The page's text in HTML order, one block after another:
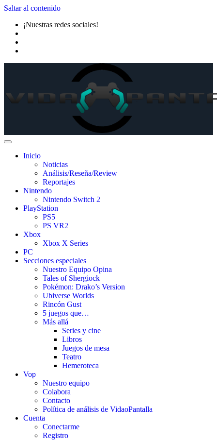
Saltar al contenido
¡Nuestras redes sociales!
Inicio
Noticias
Análisis/Reseña/Review
Reportajes
Nintendo
Nintendo Switch 2
PlayStation
PS5
PS VR2
Xbox
Xbox X Series
PC
Secciones especiales
Nuestro Equipo Opina
Tales of Shergiock
Pokémon: Drako’s Version
Ubiverse Worlds
Rincón Gust
5 juegos que…
Más allá
Series y cine
Libros
Juegos de mesa
Teatro
Hemeroteca
Vop
Nuestro equipo
Colabora
Contacto
Política de análisis de VidaoPantalla
Cuenta
Conectarme
Registro